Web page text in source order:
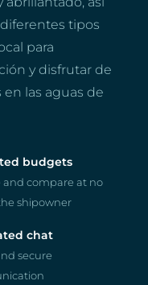
tipos
para
y disfrutar de
las aguas de
budgets
and compare at no
shipowner
chat
secure